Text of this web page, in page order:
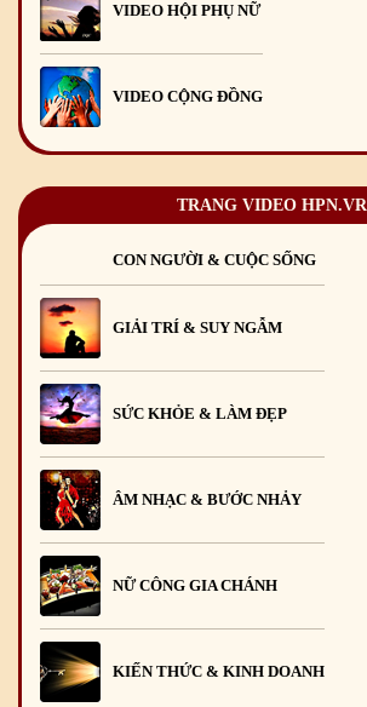
VIDEO HỘI PHỤ NỮ
VIDEO CỘNG ĐỒNG
TRANG VIDEO HPN.VR
CON NGƯỜI & CUỘC SỐNG
GIẢI TRÍ & SUY NGẪM
SỨC KHỎE & LÀM ĐẸP
ÂM NHẠC & BƯỚC NHẢY
NỮ CÔNG GIA CHÁNH
KIẾN THỨC & KINH DOANH